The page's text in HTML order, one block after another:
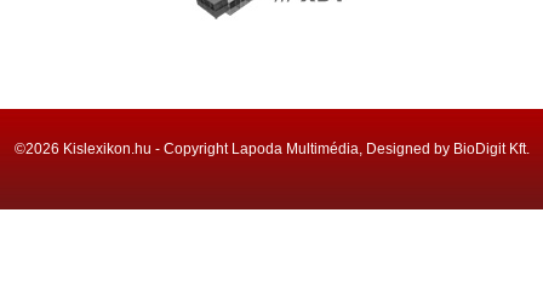
©2026 Kislexikon.hu - Copyright Lapoda Multimédia, Designed by BioDigit Kft.